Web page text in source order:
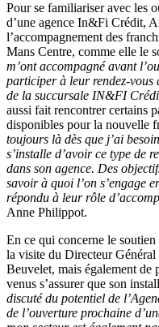
Pour se familiariser avec les
d’une agence In&Fi Crédit,
l’accompagnement des
Mans Centre, comme elle le
m’ont accompagné avant
participer à leur rendez-vous
de la succursale IN&FI
aussi fait rencontrer certains
disponibles pour la nouvelle
toujours là dès que j’ai
s’installe d’avoir ce type de
dans son agence. Des
savoir à quoi l’on s’engage
répondu à leur rôle
Anne Philippot.
En ce qui concerne le
la visite du Directeur Général
Beuvelet, mais également de
venus s’assurer que son
discuté du potentiel de
de l’ouverture prochaine